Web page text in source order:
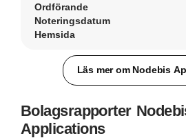
Ordförande
Noteringsdatum
Hemsida
Läs mer om Nodebis
Bolagsrapporter
Applications